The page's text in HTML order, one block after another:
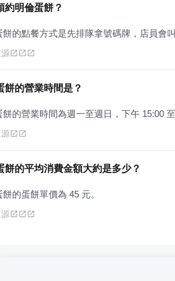
約明倫蛋餅？
餅的點餐方式是先排隊拿號碼牌，店員會
餅的營業時間是？
餅的營業時間為週一至週日，下午 15:00
餅的平均消費金額大約是多少？
餅的蛋餅單價為 45 元。